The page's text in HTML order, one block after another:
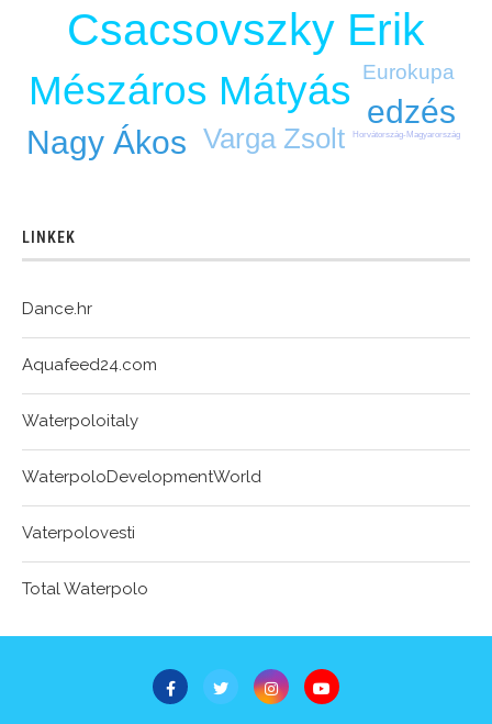
Csacsovszky Erik
Mészáros Mátyás edzés
Nagy Ákos Varga Zsolt
Eurokupa
Horvátország-Magyarország
LINKEK
Dance.hr
Aquafeed24.com
Waterpoloitaly
WaterpoloDevelopmentWorld
Vaterpolovesti
Total Waterpolo